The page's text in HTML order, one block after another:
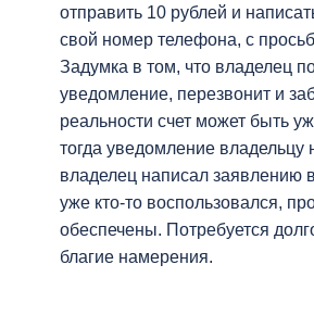
отправить 10 рублей и
свой номер телефона, с
Задумка в том, что владелец
уведомление, перезвонит и
реальности счет может быть
тогда уведомление владельцу
владелец написал заявлению
уже кто-то воспользовался,
обеспечены. Потребуется
благие намерения.